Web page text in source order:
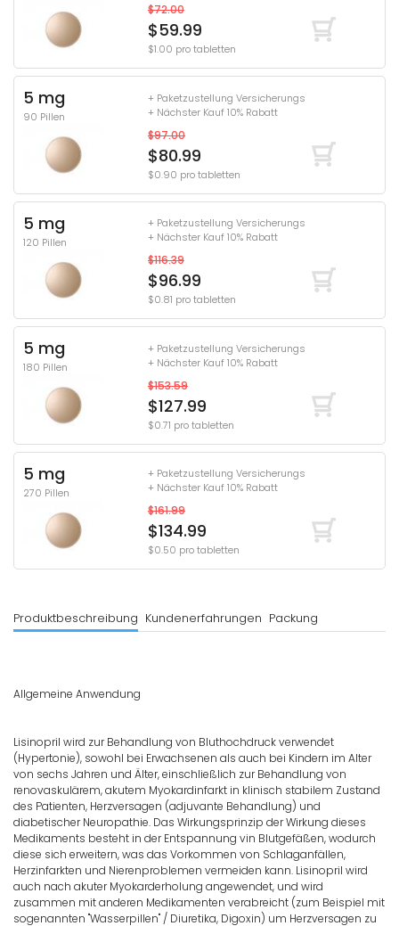
$72.00
$59.99
$1.00 pro tabletten
5 mg
90 Pillen
+ Paketzustellung Versicherungs
+ Nächster Kauf 10% Rabatt
$97.00
$80.99
$0.90 pro tabletten
5 mg
120 Pillen
+ Paketzustellung Versicherungs
+ Nächster Kauf 10% Rabatt
$116.39
$96.99
$0.81 pro tabletten
5 mg
180 Pillen
+ Paketzustellung Versicherungs
+ Nächster Kauf 10% Rabatt
$153.59
$127.99
$0.71 pro tabletten
5 mg
270 Pillen
+ Paketzustellung Versicherungs
+ Nächster Kauf 10% Rabatt
$161.99
$134.99
$0.50 pro tabletten
Produktbeschreibung Kundenerfahrungen Packung
Allgemeine Anwendung
Lisinopril wird zur Behandlung von Bluthochdruck verwendet
(Hypertonie), sowohl bei Erwachsenen als auch bei Kindern im Alter
von sechs Jahren und Älter, einschließlich zur Behandlung von
renovaskulärem, akutem Myokardinfarkt in klinisch stabilem Zustand
des Patienten, Herzversagen (adjuvante Behandlung) und
diabetischer Neuropathie. Das Wirkungsprinzip der Wirkung dieses
Medikaments besteht in der Entspannung vin Blutgefäßen, wodurch
diese sich erweitern, was das Vorkommen von Schlaganfällen,
Herzinfarkten und Nierenproblemen vermeiden kann. Lisinopril wird
auch nach akuter Myokarderholung angewendet, und wird
zusammen mit anderen Medikamenten verabreicht (zum Beispiel mit
sogenannten "Wasserpillen" / Diuretika, Digoxin) um Herzversagen zu